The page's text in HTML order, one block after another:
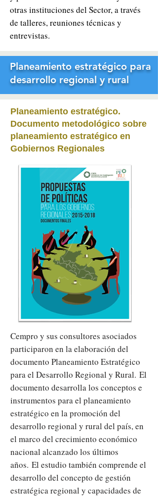
otras instituciones del Sector, a través
de talleres, reuniones técnicas y
entrevistas.
Planeamiento estratégico para
desarrollo regional y rural
Planeamiento estratégico.
Documento metodológico sobre
planeamiento estratégico en
Gobiernos Regionales
Cempro y sus consultores asociados
participaron en la elaboración del
documento Planeamiento Estratégico
para el Desarrollo Regional y Rural. El
documento desarrolla los conceptos e
instrumentos para el planeamiento
estratégico en la promoción del
desarrollo regional y rural del país, en
el marco del crecimiento económico
nacional alcanzado los últimos
años. El estudio también comprende el
desarrollo del concepto de gestión
estratégica regional y capacidades de